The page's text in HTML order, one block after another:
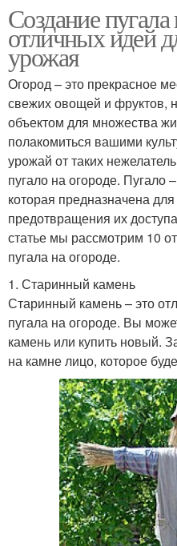
Создание
отличных идей
урожая
Огород – это прекрасное
свежих овощей и фруктов,
объектом для множества
полакомиться вашими
урожай от таких
пугало на огороде. Пугало
которая предназначена
предотвращения их
статье мы рассмотрим 10
пугала на огороде.
1. Старинный камень
Старинный камень – это
пугала на огороде. Вы
камень или купить новый.
на камне лицо, которое